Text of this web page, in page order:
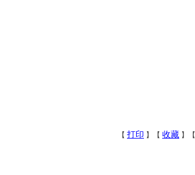
【 打印 】【 收藏 】【